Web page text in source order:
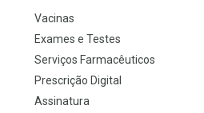
Vacinas
Exames e Testes
Serviços Farmacêuticos
Prescrição Digital
Assinatura